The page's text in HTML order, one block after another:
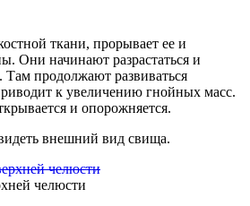
ткани, прорывает ее и
Они начинают разрастаться и
продолжают развиваться
к увеличению гнойных масс.
и опорожняется.
внешний вид свища.
челюсти